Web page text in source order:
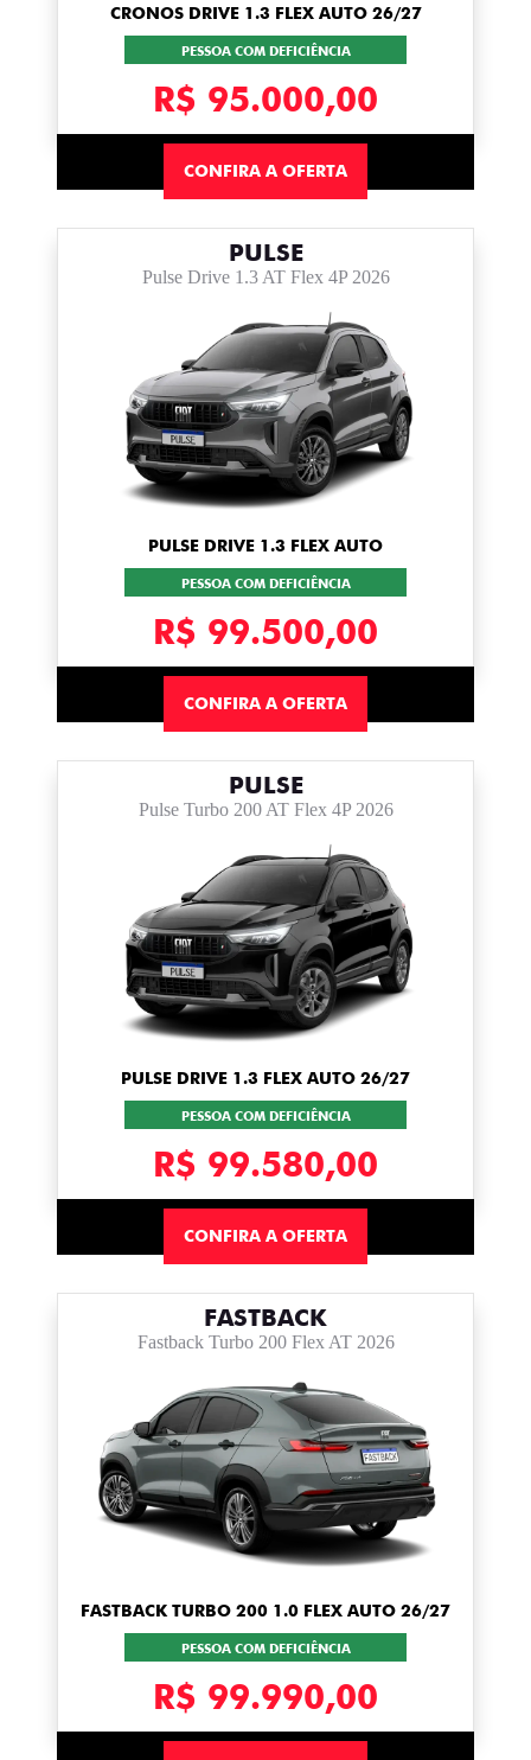
CRONOS DRIVE 1.3 FLEX AUTO 26/27
PESSOA COM DEFICIÊNCIA
R$ 95.000,00
CONFIRA A OFERTA
PULSE
Pulse Drive 1.3 AT Flex 4P 2026
PULSE DRIVE 1.3 FLEX AUTO
PESSOA COM DEFICIÊNCIA
R$ 99.500,00
CONFIRA A OFERTA
PULSE
Pulse Turbo 200 AT Flex 4P 2026
PULSE DRIVE 1.3 FLEX AUTO 26/27
PESSOA COM DEFICIÊNCIA
R$ 99.580,00
CONFIRA A OFERTA
FASTBACK
Fastback Turbo 200 Flex AT 2026
FASTBACK TURBO 200 1.0 FLEX AUTO 26/27
PESSOA COM DEFICIÊNCIA
R$ 99.990,00